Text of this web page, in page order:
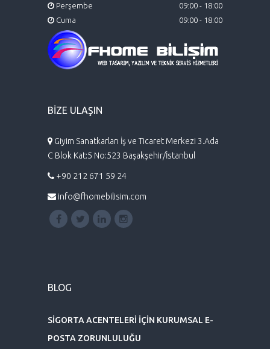
Perşembe
09:00 - 18:00
Cuma
09:00 - 18:00
BİZE ULAŞIN
Giyim Sanatkarları İş ve Ticaret Merkezi 3.Ada
C Blok Kat:5 No:523 Başakşehir/İstanbul
+90 212 671 59 24
info@fhomebilisim.com
BLOG
SİGORTA ACENTELERİ İÇİN KURUMSAL E-
POSTA ZORUNLULUĞU